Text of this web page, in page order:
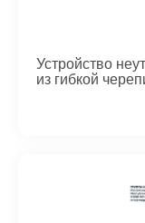
Устройство
из гибкой